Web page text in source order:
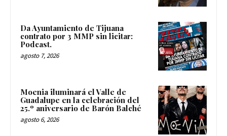
Da Ayuntamiento de Tijuana
contrato por 3 MMP sin licitar:
Podcast.
agosto 7, 2026
Moenia iluminará el Valle de
Guadalupe en la celebración del
25.º aniversario de Barón Balché
agosto 6, 2026